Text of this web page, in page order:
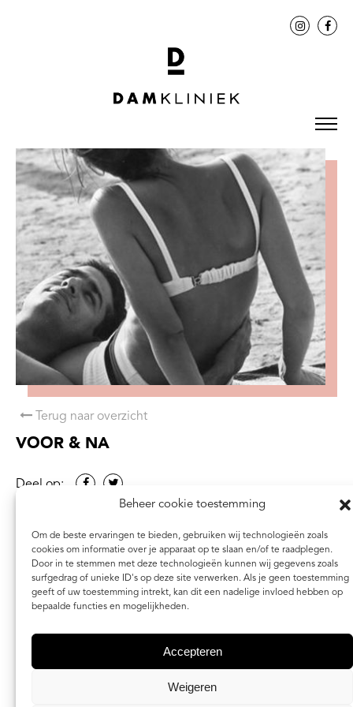
Beheer cookie toestemming
Om de beste ervaringen te bieden, gebruiken wij technologieën zoals
cookies om informatie over je apparaat op te slaan en/of te raadplegen.
Door in te stemmen met deze technologieën kunnen wij gegevens zoals
surfgedrag of unieke ID's op deze site verwerken. Als je geen toestemming
geeft of uw toestemming intrekt, kan dit een nadelige invloed hebben op
bepaalde functies en mogelijkheden.
Accepteren
Weigeren
Terug naar overzicht
VOOR & NA
Deel op: